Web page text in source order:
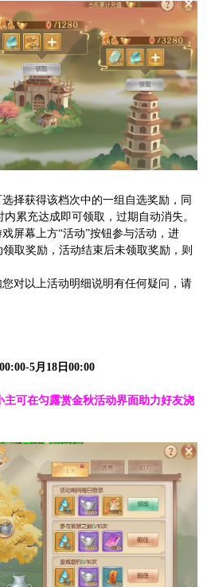
择获得该档次中的一组自选奖励，同
累充达成即可领取，过期自动消失。
屏幕上方“活动”按钮参与活动，进
取奖励，活动结束后未领取奖励，则
对以上活动明细说明有任何疑问，请
5月18日00:00
主可在匀露赏金秋活动界面助力好友浇